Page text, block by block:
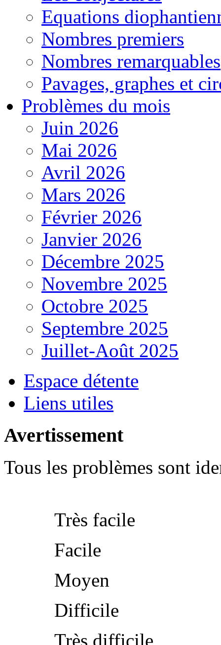
Equations
Nombres premiers
Nombres remarquables
Pavages, graphes et
Problèmes du mois
Juin 2026
Mai 2026
Avril 2026
Mars 2026
Février 2026
Janvier 2026
Décembre 2025
Novembre 2025
Octobre 2025
Septembre 2025
Juillet-Août 2025
Espace détente
Liens utiles
Avertissement
Tous les problèmes sont
Très facile
Facile
Moyen
Difficile
Très difficile